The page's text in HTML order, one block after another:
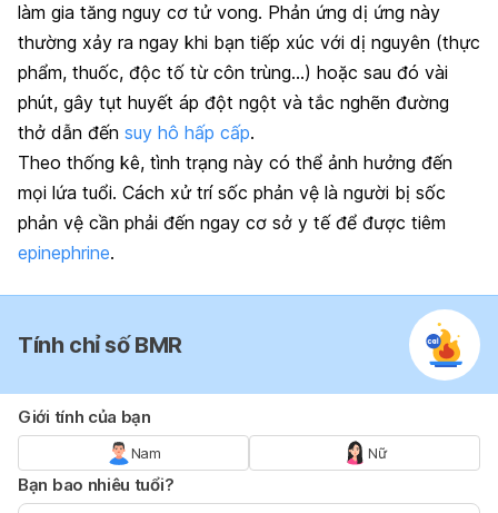
làm gia tăng nguy cơ tử vong. Phản ứng dị ứng này
thường xảy ra ngay khi bạn tiếp xúc với dị nguyên (thực
phẩm, thuốc, độc tố từ côn trùng…) hoặc sau đó vài
phút, gây tụt huyết áp đột ngột và tắc nghẽn đường
thở dẫn đến suy hô hấp cấp.
Theo thống kê, tình trạng này có thể ảnh hưởng đến
mọi lứa tuổi. Cách xử trí sốc phản vệ là người bị sốc
phản vệ cần phải đến ngay cơ sở y tế để được tiêm
epinephrine.
Tính chỉ số BMR
Giới tính của bạn
Nam Nữ
Bạn bao nhiêu tuổi?